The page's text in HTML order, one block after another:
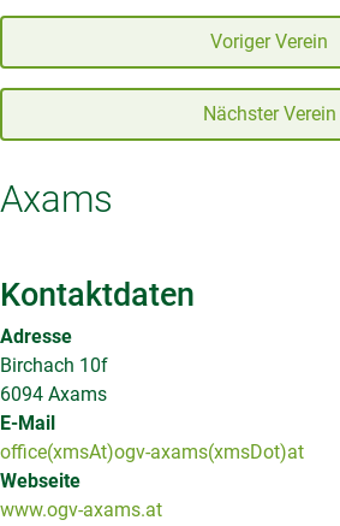
Voriger Verein
Nächster Verein
Axams
Kontaktdaten
Adresse
Birchach 10f
6094 Axams
E-Mail
office(xmsAt)ogv-axams(xmsDot)at
Webseite
www.ogv-axams.at